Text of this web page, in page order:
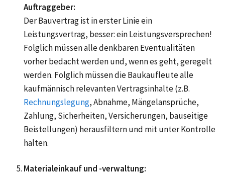
Auftraggeber:
Der Bauvertrag ist in erster Linie ein
Leistungsvertrag, besser: ein Leistungsversprechen!
Folglich müssen alle denkbaren Eventualitäten
vorher bedacht werden und, wenn es geht, geregelt
werden. Folglich müssen die Baukaufleute alle
kaufmännisch relevanten Vertragsinhalte (z.B.
Rechnungslegung, Abnahme, Mängelansprüche,
Zahlung, Sicherheiten, Versicherungen, bauseitige
Beistellungen) herausfiltern und mit unter Kontrolle
halten.
Materialeinkauf und -verwaltung: